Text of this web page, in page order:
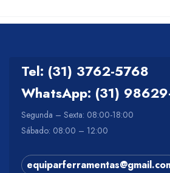
Tel: (31) 3762-5768
WhatsApp: (31)
Segunda – Sexta: 08:00-18:00
Sábado: 08:00 – 12:00